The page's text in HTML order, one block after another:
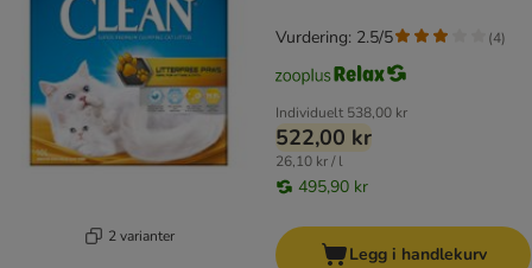
2 varianter
Individuelt 538,00 kr
522,00 kr
26,10 kr / l
495,90 kr
Vurdering: 2.5/5 (4)
Legg i handlekurv